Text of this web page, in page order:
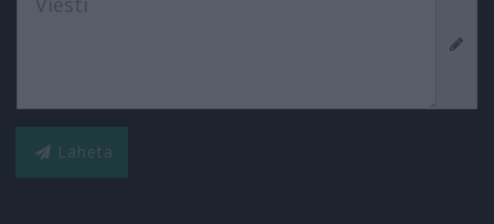
Lähetä